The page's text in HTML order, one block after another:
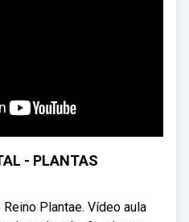
- PLANTAS
Plantae. Vídeo aula